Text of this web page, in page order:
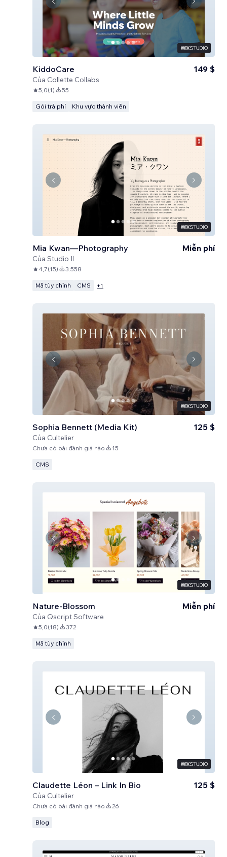
KiddoCare
Của Collette Collabs
149 $
5,0(1) 55
Gói trả phí Khu vực thành viên
Mia Kwan—Photography
Của Studio Il
Miễn phí
4,7(15) 3.558
Mã tùy chỉnh CMS +1
Sophia Bennett (Media Kit)
Của Cultelier
125 $
Chưa có bài đánh giá nào 15
CMS
Nature-Blossom
Của Qscript Software
Miễn phí
5,0(18) 372
Mã tùy chỉnh
Claudette Léon – Link In Bio
Của Cultelier
125 $
Chưa có bài đánh giá nào 26
Blog